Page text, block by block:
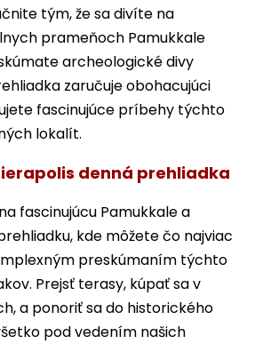
tým, že sa divíte na
prameňoch Pamukkale
archeologické divy
zaručuje obohacujúci
fascinujúce príbehy týchto
lokalít.
denná prehliadka
fascinujúcu Pamukkale a
kde môžete čo najviac
preskúmaním týchto
Prejsť terasy, kúpať sa v
a ponoriť sa do historického
pod vedením našich